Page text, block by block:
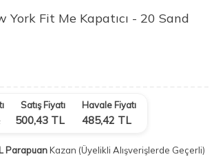
York Fit Me Kapatıcı - 20 Sand
Satış Fiyatı
500,43 TL
Havale Fiyatı
485,42 TL
ParapuanKazan (Üyelikli Alışverişlerde Geçerli)